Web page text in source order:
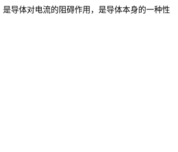
导体对电流的阻碍作用，是导体本身的一种性